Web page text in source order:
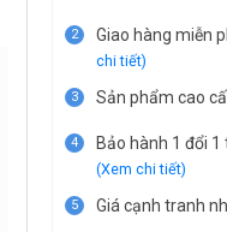
2 Giao hàng miễn
chi tiết)
3 Sản phẩm cao
4 Bảo hành 1 đổi
(Xem chi tiết)
5 Giá cạnh tranh